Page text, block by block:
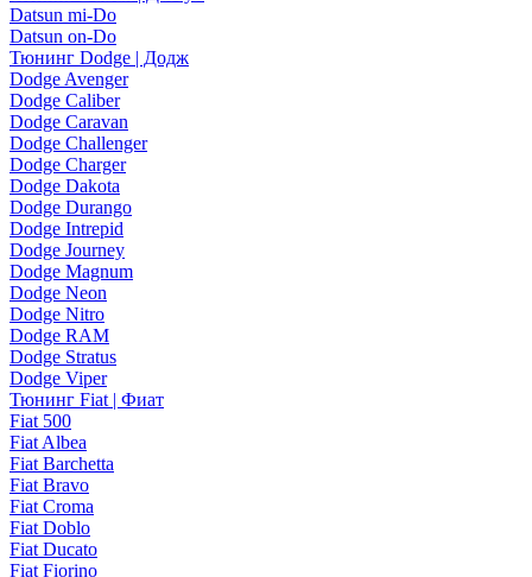
Datsun mi-Do
Datsun on-Do
Тюнинг Dodge | Додж
Dodge Avenger
Dodge Caliber
Dodge Caravan
Dodge Challenger
Dodge Charger
Dodge Dakota
Dodge Durango
Dodge Intrepid
Dodge Journey
Dodge Magnum
Dodge Neon
Dodge Nitro
Dodge RAM
Dodge Stratus
Dodge Viper
Тюнинг Fiat | Фиат
Fiat 500
Fiat Albea
Fiat Barchetta
Fiat Bravo
Fiat Croma
Fiat Doblo
Fiat Ducato
Fiat Fiorino